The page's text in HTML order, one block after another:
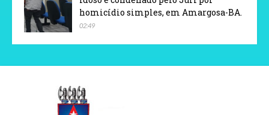
homicídio simples, em Amargosa-BA.
02:49